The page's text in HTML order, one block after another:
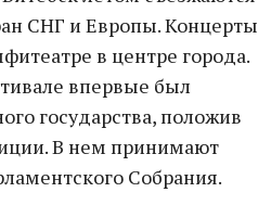
СНГ и Европы. Концерты
в центре города.
впервые был
государства, положив
В нем принимают
Собрания.